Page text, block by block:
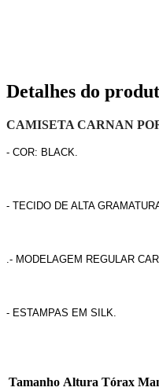
Detalhes do
CAMISETA CARNAN
- COR: BLACK.
- TECIDO DE ALTA
.- MODELAGEM REGULAR
- ESTAMPAS EM SILK.
Tamanho Altura Tórax